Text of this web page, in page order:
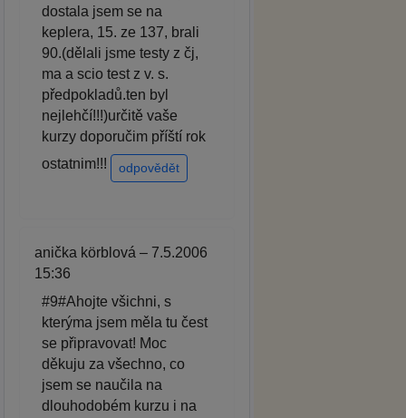
dostala jsem se na
keplera, 15. ze 137, brali
90.(dělali jsme testy z čj,
ma a scio test z v. s.
předpokladů.ten byl
nejlehčí!!!)určitě vaše
kurzy doporučim příští rok
ostatnim!!!
odpovědět
anička körblová – 7.5.2006
15:36
#9#Ahojte všichni, s
kterýma jsem měla tu čest
se připravovat! Moc
děkuju za všechno, co
jsem se naučila na
dlouhodobém kurzu i na